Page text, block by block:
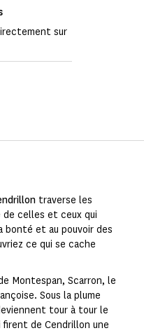
sur
traverse les
de celles et ceux qui
bonté et au pouvoir des
ce qui se cache
Montespan, Scarron, le
Sous la plume
tour à tour le
de Cendrillon une